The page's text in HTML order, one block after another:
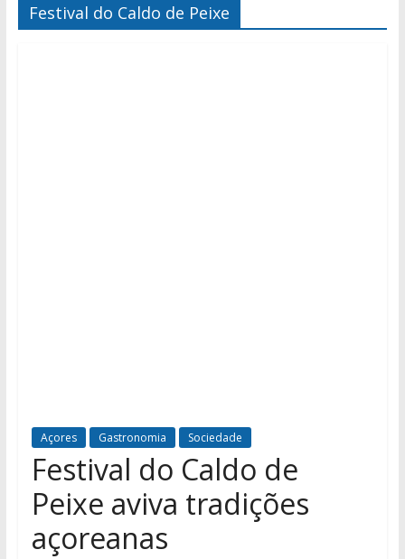
Festival do Caldo de Peixe
Açores Gastronomia Sociedade
Festival do Caldo de
Peixe aviva tradições
açoreanas